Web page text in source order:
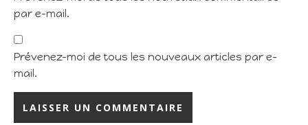
par e-mail.
Prévenez-moi de tous les nouveaux articles par e-
mail.